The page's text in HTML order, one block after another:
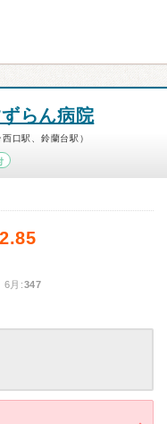
らん病院
口駅、鈴蘭台駅）
2.85
月:347